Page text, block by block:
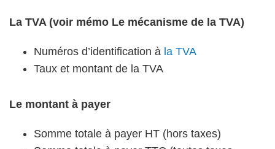
La TVA (voir mémo Le mécanisme de la TVA)
Numéros d’identification à la TVA
Taux et montant de la TVA
Le montant à payer
Somme totale à payer HT (hors taxes)